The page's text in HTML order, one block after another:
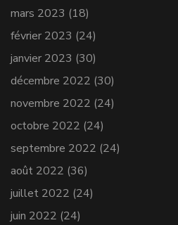
mars 2023 (18)
février 2023 (24)
janvier 2023 (30)
décembre 2022 (30)
novembre 2022 (24)
octobre 2022 (24)
septembre 2022 (24)
août 2022 (36)
juillet 2022 (24)
juin 2022 (24)